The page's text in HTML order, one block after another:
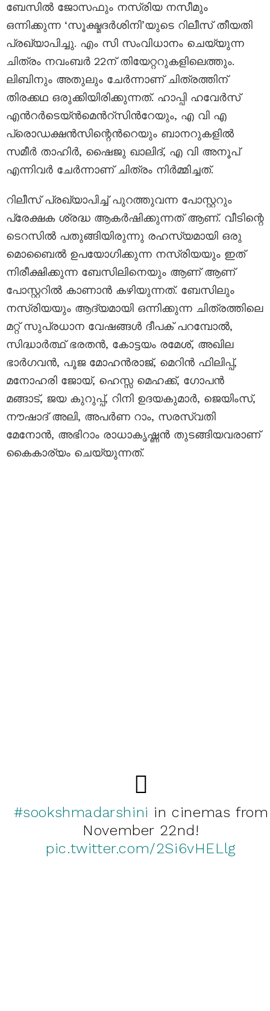
ബേസിൽ ജോസഫും നസ്രിയ നസീമും
ഒന്നിക്കുന്ന ‘സൂക്ഷ്മദര്‍ശിനി’യുടെ റിലീസ് തീയതി
പ്രഖ്യാപിച്ചു. എം സി സംവിധാനം ചെയ്യുന്ന
ചിത്രം നവംബർ 22ന് തിയേറ്ററുകളിലെത്തും.
ലിബിനും അതുലും ചേർന്നാണ് ചിത്രത്തിന്
തിരക്കഥ ഒരുക്കിയിരിക്കുന്നത്. ഹാപ്പി ഹവേർസ്
എന്‍റർടെയ്ൻമെന്‍റ്സിന്‍റേയും, എ വി എ
പ്രൊഡക്ഷൻസിന്റെന്‍റെയും ബാനറുകളില്‍
സമീർ താഹിർ, ഷൈജു ഖാലിദ്, എ വി അനൂപ്
എന്നിവർ ചേര്‍ന്നാണ് ചിത്രം നിർമ്മിച്ചത്.
റിലീസ് പ്രഖ്യാപിച്ച് പുറത്തുവന്ന പോസ്റ്ററും
പ്രേക്ഷക ശ്രദ്ധ ആകർഷിക്കുന്നത് ആണ്. വീടിന്റെ
ടെറസിൽ പതുങ്ങിയിരുന്നു രഹസ്യമായി ഒരു
മൊബൈൽ ഉപയോഗിക്കുന്ന നസ്രിയയും ഇത്
നിരീക്ഷിക്കുന്ന ബേസിലിനെയും ആണ് ആണ്
പോസ്റ്ററിൽ കാണാൻ കഴിയുന്നത്. ബേസിലും
നസ്രിയയും ആദ്യമായി ഒന്നിക്കുന്ന ചിത്രത്തിലെ
മറ്റ് സുപ്രധാന വേഷങ്ങൾ ദീപക് പറമ്പോല്‍,
സിദ്ധാർത്ഥ് ഭരതൻ, കോട്ടയം രമേശ്, അഖില
ഭാർഗവൻ, പൂജ മോഹൻരാജ്, മെറിൻ ഫിലിപ്പ്,
മനോഹരി ജോയ്, ഹെസ്സ മെഹക്ക്, ഗോപൻ
മങ്ങാട്, ജയ കുറുപ്പ്, റിനി ഉദയകുമാർ, ജെയിംസ്,
നൗഷാദ് അലി, അപർണ റാം, സരസ്വതി
മേനോൻ, അഭിറാം രാധാകൃഷ്ണൻ തുടങ്ങിയവരാണ്
കൈകാര്യം ചെയ്യുന്നത്.
#sookshmadarshini in cinemas from
November 22nd!
pic.twitter.com/2Si6vHELlg